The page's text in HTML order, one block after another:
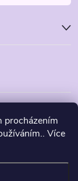
procházením
Více